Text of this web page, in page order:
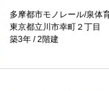
多摩都市モノレール/泉体
東京都立川市幸町２丁目
築3年
2階建